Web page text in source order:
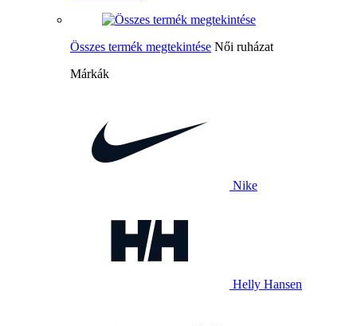
Összes termék megtekintése Női ruházat
Márkák
Nike
Helly Hansen